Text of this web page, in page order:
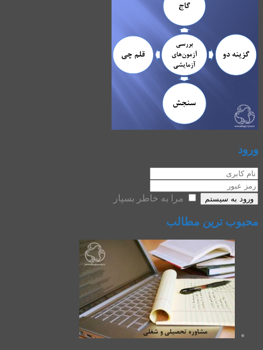
ورود
ورود به سیستم مرا به خاطر بسپار
محبوب ترین مطالب